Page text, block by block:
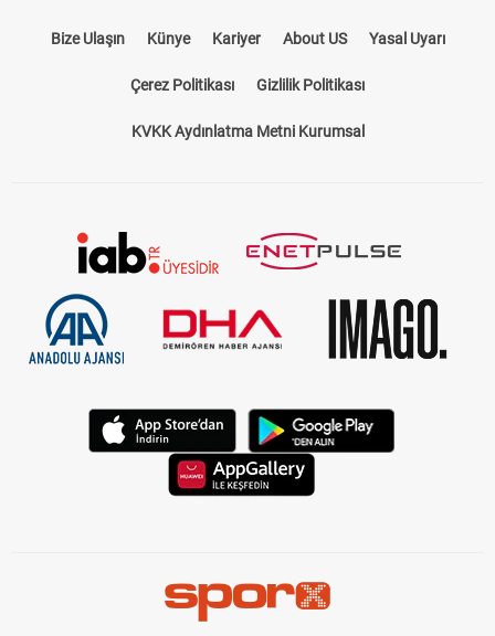
Bize Ulaşın Künye Kariyer About US Yasal Uyarı
Çerez Politikası Gizlilik Politikası
KVKK Aydınlatma Metni Kurumsal